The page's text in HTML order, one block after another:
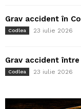
Grav accident în
Codlea 23 iulie 2026
Grav accident
Codlea 23 iulie 2026